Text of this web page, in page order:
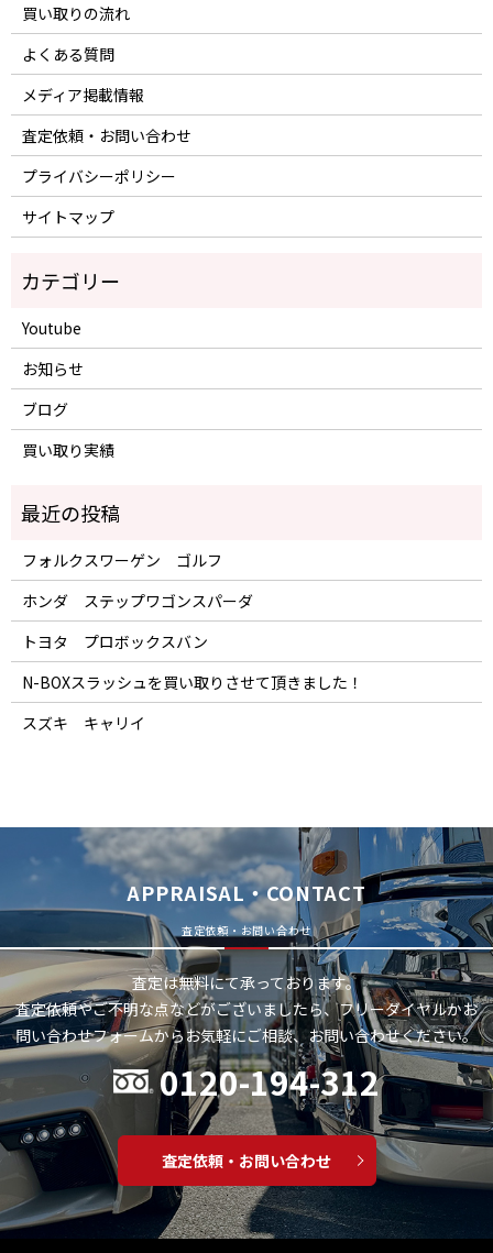
買い取りの流れ
よくある質問
メディア掲載情報
査定依頼・お問い合わせ
プライバシーポリシー
サイトマップ
Youtube
お知らせ
ブログ
買い取り実績
フォルクスワーゲン ゴルフ
ホンダ ステップワゴンスパーダ
トヨタ プロボックスバン
N-BOXスラッシュを買い取りさせて頂きました！
スズキ キャリイ
APPRAISAL・CONTACT
査定依頼・お問い合わせ
査定は無料にて承っております。
査定依頼やご不明な点などがございましたら、フリーダイヤルかお
問い合わせフォームからお気軽にご相談、お問い合わせください。
0120-194-312
査定依頼・お問い合わせ